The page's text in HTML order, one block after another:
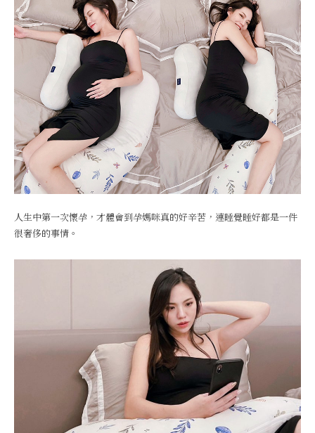
人生中第一次懷孕，才體會到孕媽咪真的好辛苦，連睡覺睡好都是一件
很奢侈的事情。